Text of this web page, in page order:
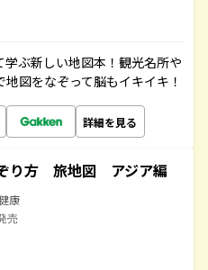
ぶ新しい地図本！観光名所や
図をなぞって脳もイキイキ！
詳細を見る
り方 旅地図 アジア編
康
売